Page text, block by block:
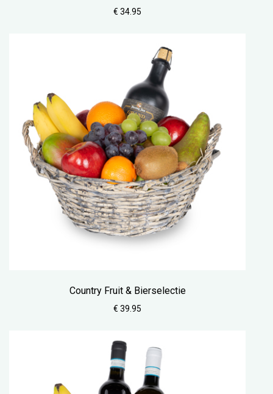
€ 34.95
Country Fruit & Bierselectie
€ 39.95